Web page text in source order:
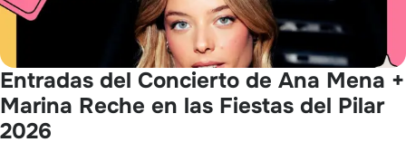
Entradas del Concierto de Ana Mena +
Marina Reche en las Fiestas del Pilar
2026